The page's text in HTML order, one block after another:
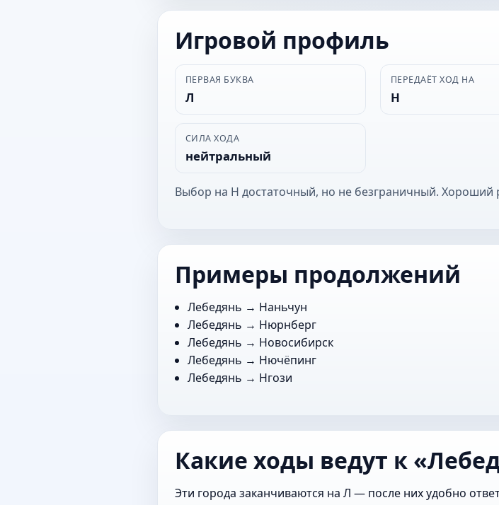
Игровой профиль
ПЕРВАЯ БУКВА
Л
ПЕРЕДАЁТ ХОД НА
Н
СИЛА ХОДА
нейтральный
Выбор на Н достаточный, но не безграничный. Хороший
Примеры продолжений
Лебедянь → Наньчун
Лебедянь → Нюрнберг
Лебедянь → Новосибирск
Лебедянь → Нючёпинг
Лебедянь → Нгози
Какие ходы ведут к
Эти города заканчиваются на Л — после них удобно